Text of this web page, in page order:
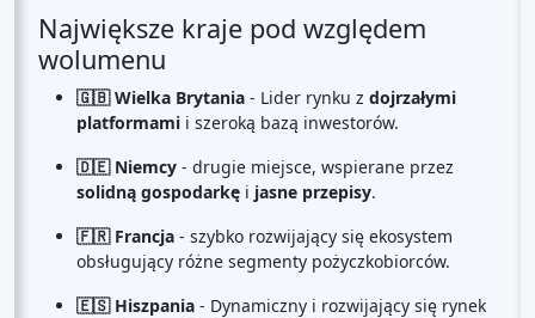
Największe kraje pod względem
wolumenu
🇬🇧 Wielka Brytania - Lider rynku z dojrzałymi
platformami i szeroką bazą inwestorów.
🇩🇪 Niemcy - drugie miejsce, wspierane przez
solidną gospodarkę i jasne przepisy.
🇫🇷 Francja - szybko rozwijający się ekosystem
obsługujący różne segmenty pożyczkobiorców.
🇪🇸 Hiszpania - Dynamiczny i rozwijający się rynek